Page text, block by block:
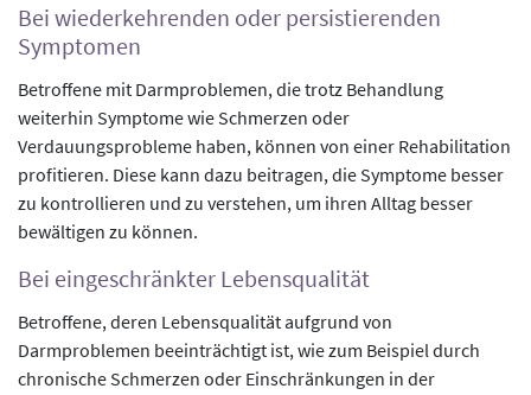
Bei wiederkehrenden oder persistierenden
Symptomen
Betroffene mit Darmproblemen, die trotz Behandlung
weiterhin Symptome wie Schmerzen oder
Verdauungsprobleme haben, können von einer Rehabilitation
profitieren. Diese kann dazu beitragen, die Symptome besser
zu kontrollieren und zu verstehen, um ihren Alltag besser
bewältigen zu können.
Bei eingeschränkter Lebensqualität
Betroffene, deren Lebensqualität aufgrund von
Darmproblemen beeinträchtigt ist, wie zum Beispiel durch
chronische Schmerzen oder Einschränkungen in der